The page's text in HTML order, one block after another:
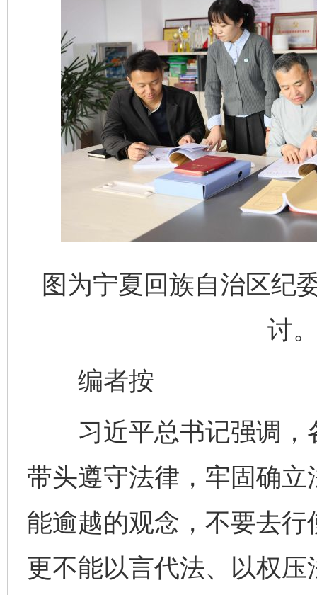
图为宁夏回族自治区纪
讨
编者按
习近平总书记强调，
带头遵守法律，牢固确
能逾越的观念，不要去
更不能以言代法、以权